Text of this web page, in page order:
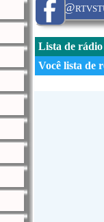
Lista de rádio
Você lista de